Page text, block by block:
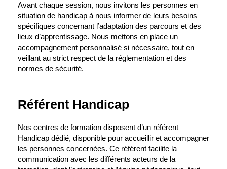
Avant chaque session, nous invitons les personnes en
situation de handicap à nous informer de leurs besoins
spécifiques concernant l’adaptation des parcours et des
lieux d’apprentissage. Nous mettons en place un
accompagnement personnalisé si nécessaire, tout en
veillant au strict respect de la réglementation et des
normes de sécurité.
Référent Handicap
Nos centres de formation disposent d’un référent
Handicap dédié, disponible pour accueillir et accompagner
les personnes concernées. Ce référent facilite la
communication avec les différents acteurs de la